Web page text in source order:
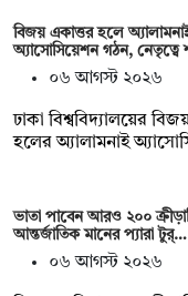
বিজয় একাত্তর হলে
অ্যাসোসিয়েশন গঠন, নেতৃত্বে
০৬ আগস্ট ২০২৬
ঢাকা বিশ্ববিদ্যালয়ের
হলের অ্যালামনাই
ভাতা পাবেন আরও ২০০
আন্তর্জাতিক মানের প্যারা টুর্…
০৬ আগস্ট ২০২৬